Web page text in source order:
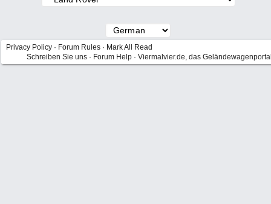
Privacy Policy · Forum Rules · Mark All Read
Schreiben Sie uns · Forum Help · Viermalvier.de, das